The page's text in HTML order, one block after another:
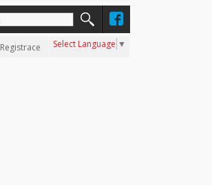
Registrace Select Language ▼